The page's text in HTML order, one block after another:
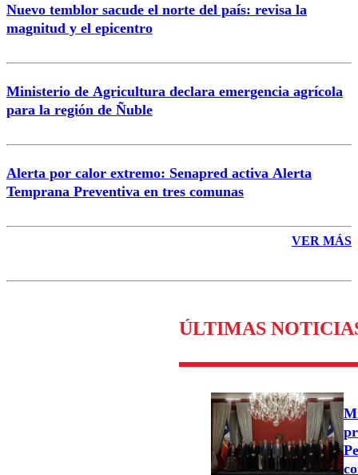
Nuevo temblor sacude el norte del país: revisa la
magnitud y el epicentro
Ministerio de Agricultura declara emergencia agrícola
para la región de Ñuble
Alerta por calor extremo: Senapred activa Alerta
Temprana Preventiva en tres comunas
VER MÁS
ÚLTIMAS